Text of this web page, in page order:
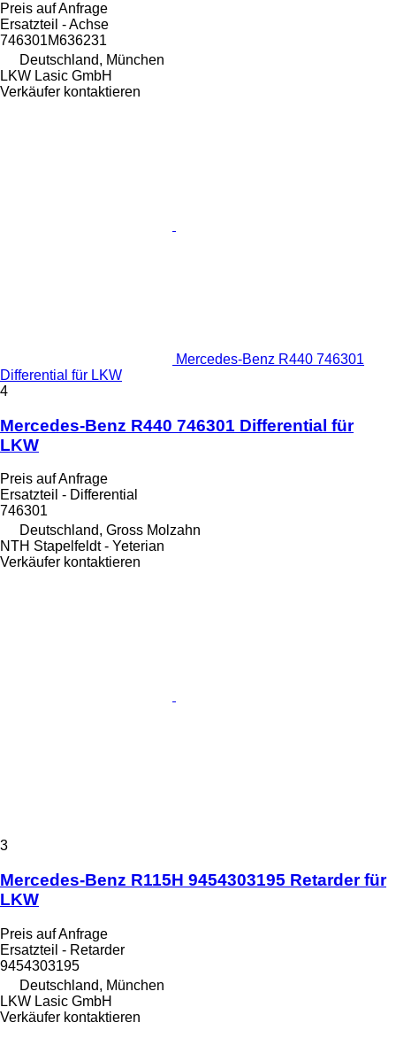
Preis auf Anfrage
Ersatzteil - Achse
746301M636231
Deutschland, München
LKW Lasic GmbH
Verkäufer kontaktieren
Mercedes-Benz R440 746301
Differential für LKW
4
Mercedes-Benz R440 746301 Differential für
LKW
Preis auf Anfrage
Ersatzteil - Differential
746301
Deutschland, Gross Molzahn
NTH Stapelfeldt - Yeterian
Verkäufer kontaktieren
3
Mercedes-Benz R115H 9454303195 Retarder für
LKW
Preis auf Anfrage
Ersatzteil - Retarder
9454303195
Deutschland, München
LKW Lasic GmbH
Verkäufer kontaktieren